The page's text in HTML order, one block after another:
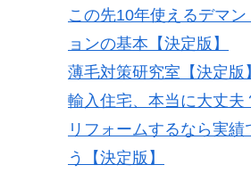
この先10年使えるデマ
ョンの基本【決定版】
薄毛対策研究室【決定版】
輸入住宅、本当に大丈夫
リフォームするなら実
う【決定版】